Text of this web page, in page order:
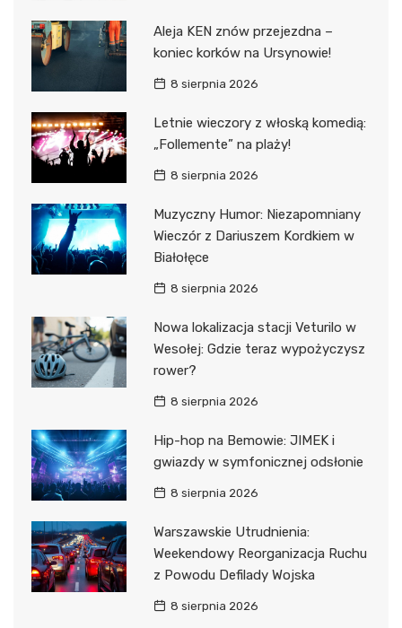
Aleja KEN znów przejezdna –
koniec korków na Ursynowie!
8 sierpnia 2026
Letnie wieczory z włoską komedią:
„Follemente” na plaży!
8 sierpnia 2026
Muzyczny Humor: Niezapomniany
Wieczór z Dariuszem Kordkiem w
Białołęce
8 sierpnia 2026
Nowa lokalizacja stacji Veturilo w
Wesołej: Gdzie teraz wypożyczysz
rower?
8 sierpnia 2026
Hip-hop na Bemowie: JIMEK i
gwiazdy w symfonicznej odsłonie
8 sierpnia 2026
Warszawskie Utrudnienia:
Weekendowy Reorganizacja Ruchu
z Powodu Defilady Wojska
8 sierpnia 2026